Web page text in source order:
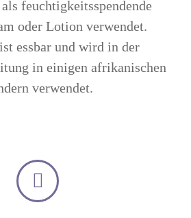
feuchtigkeitsspendende
oder Lotion verwendet.
essbar und wird in der
in einigen afrikanischen
verwendet.